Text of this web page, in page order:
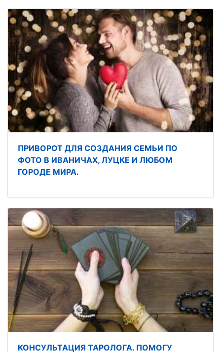
ПРИВОРОТ ДЛЯ СОЗДАНИЯ СЕМЬИ ПО
ФОТО В ИВАНИЧАХ, ЛУЦКЕ И ЛЮБОМ
ГОРОДЕ МИРА.
КОНСУЛЬТАЦИЯ ТАРОЛОГА. ПОМОГУ